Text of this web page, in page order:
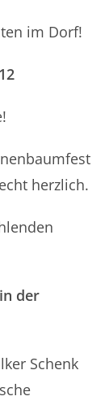
im Dorf!
herzlich.
der
Schenk